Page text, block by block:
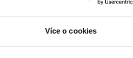
Více o cookies